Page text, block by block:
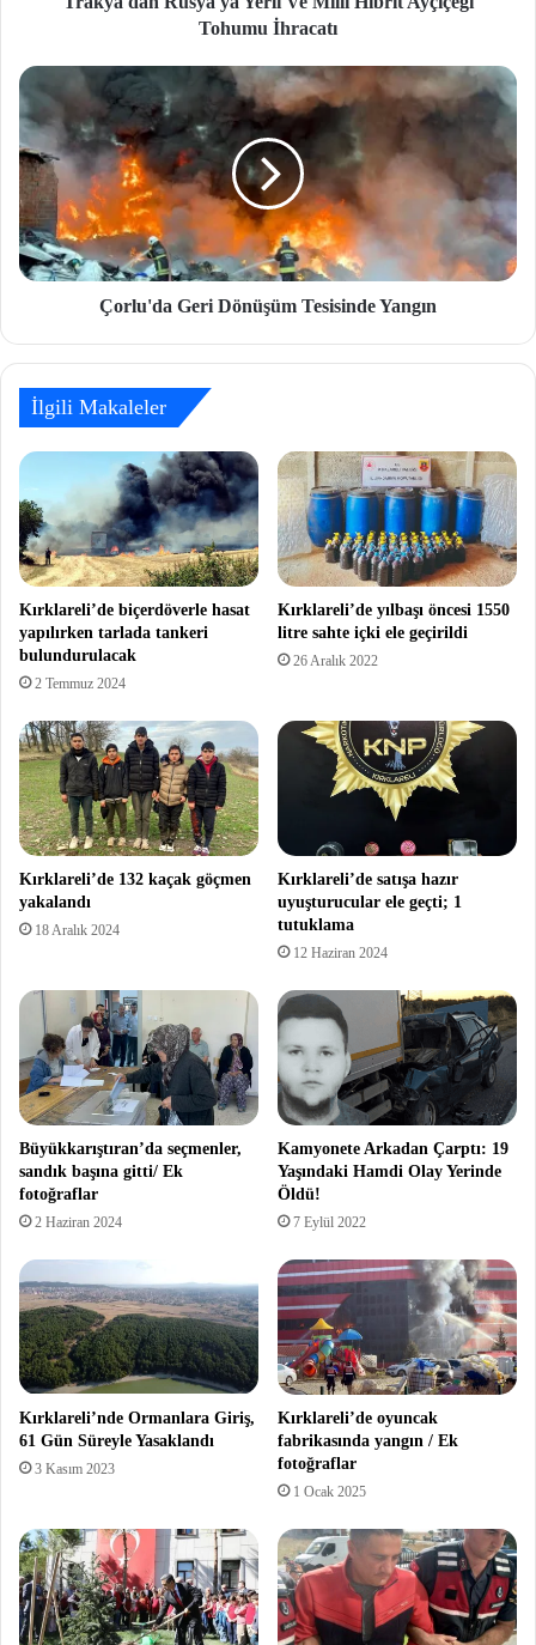
Tohumu İhracatı
Çorlu'da Geri Dönüşüm Tesisinde Yangın
İlgili Makaleler
Kırklareli’de biçerdöverle hasat
yapılırken tarlada tankeri
bulundurulacak
2 Temmuz 2024
Kırklareli’de yılbaşı öncesi 1550
litre sahte içki ele geçirildi
26 Aralık 2022
Kırklareli’de 132 kaçak göçmen
yakalandı
18 Aralık 2024
Kırklareli’de satışa hazır
uyuşturucular ele geçti; 1
tutuklama
12 Haziran 2024
Büyükkarıştıran’da seçmenler,
sandık başına gitti/ Ek
fotoğraflar
2 Haziran 2024
Kamyonete Arkadan Çarptı: 19
Yaşındaki Hamdi Olay Yerinde
Öldü!
7 Eylül 2022
Kırklareli’nde Ormanlara Giriş,
61 Gün Süreyle Yasaklandı
3 Kasım 2023
Kırklareli’de oyuncak
fabrikasında yangın / Ek
fotoğraflar
1 Ocak 2025